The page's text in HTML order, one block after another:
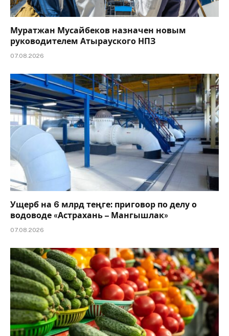
Муратжан Мусайбеков назначен новым
руководителем Атырауского НПЗ
07.08.2026
Ущерб на 6 млрд теңге: приговор по делу о
водоводе «Астрахань – Мангышлак»
07.08.2026